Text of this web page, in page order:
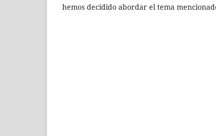
hemos decidido abordar el tema